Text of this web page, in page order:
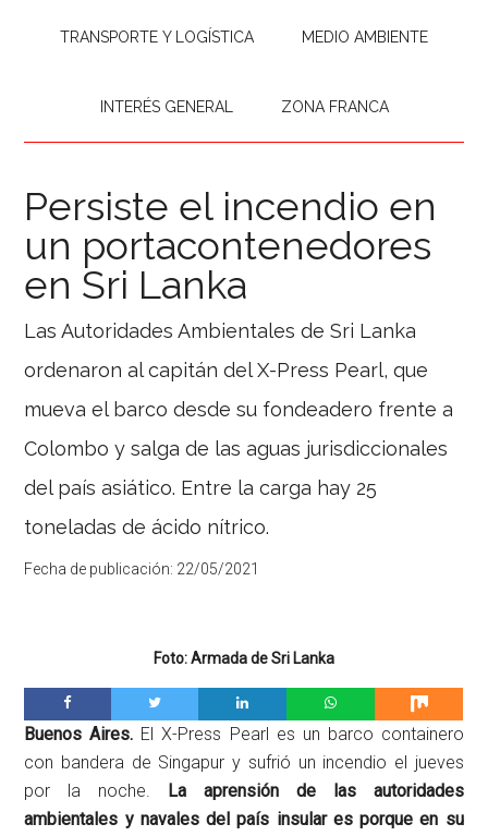
TRANSPORTE Y LOGÍSTICA MEDIO AMBIENTE
INTERÉS GENERAL ZONA FRANCA
Persiste el incendio en
un portacontenedores
en Sri Lanka
Las Autoridades Ambientales de Sri Lanka
ordenaron al capitán del X-Press Pearl, que
mueva el barco desde su fondeadero frente a
Colombo y salga de las aguas jurisdiccionales
del país asiático. Entre la carga hay 25
toneladas de ácido nítrico.
Fecha de publicación: 22/05/2021
Foto: Armada de Sri Lanka
Buenos Aires. El X-Press Pearl es un barco containero
con bandera de Singapur y sufrió un incendio el jueves
por la noche. La aprensión de las autoridades
ambientales y navales del país insular es porque en su